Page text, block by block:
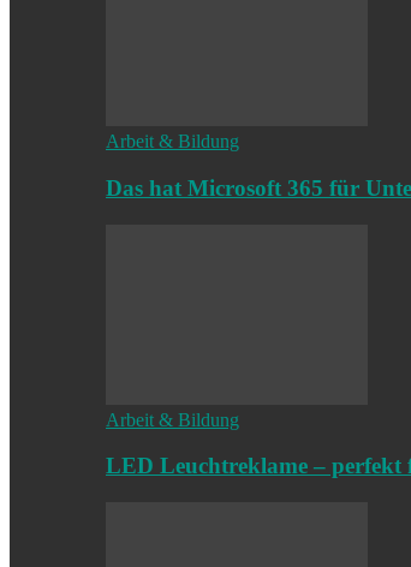
Arbeit & Bildung
Das hat Microsoft 365 für
Arbeit & Bildung
LED Leuchtreklame – perfekt